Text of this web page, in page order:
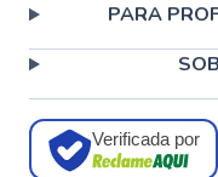
PARA
Verificada por